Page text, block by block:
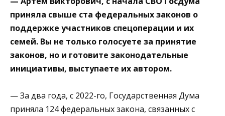
приняла свыше ста федеральных законов о
поддержке участников спецоперации и их
семей. Вы не только голосуете за принятие
законов, но и готовите законодательные
инициативы, выступаете их автором.
— За два года, с 2022-го, Государственная Дума
приняла 124 федеральных закона, связанных с